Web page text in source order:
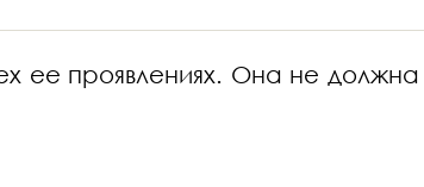
проявлениях. Она не должна